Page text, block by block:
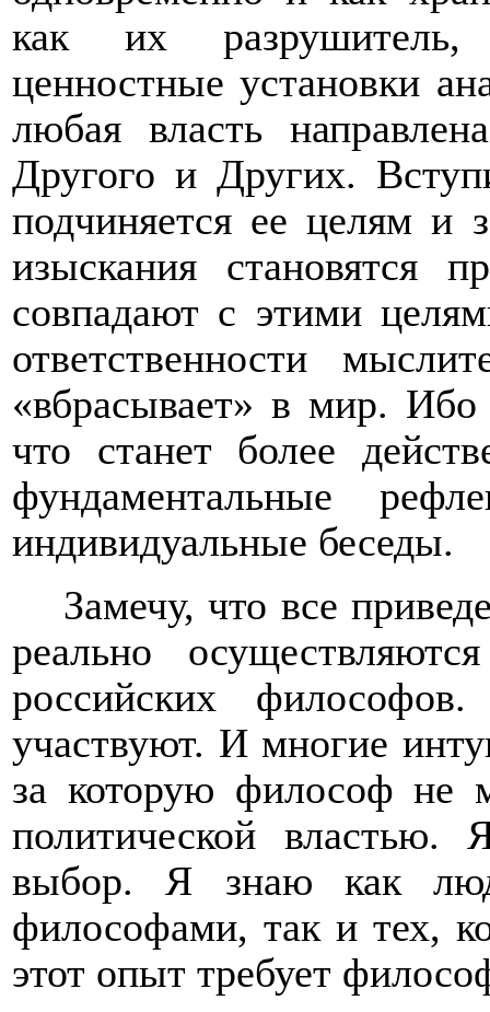
как их разрушитель,
ценностные установки
любая власть
Другого и Других.
подчиняется ее целям и
изыскания становятся
совпадают с этими
ответственности
«вбрасывает» в мир.
что станет более
фундаментальные
индивидуальные беседы.
Замечу, что все
реально
российских
участвуют. И многие
за которую философ не
политической
выбор. Я знаю как
философами, так и тех,
этот опыт требует